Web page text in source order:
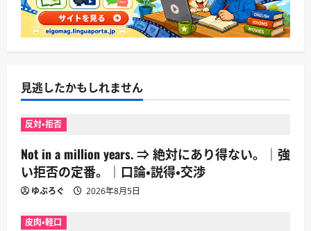
見逃したかもしれません
反対・拒否
Not in a million years. ⇒ 絶対にあり得ない。｜強
い拒否の定番。｜口論・説得・交渉
ゆぶろぐ 2026年8月5日
皮肉・軽口